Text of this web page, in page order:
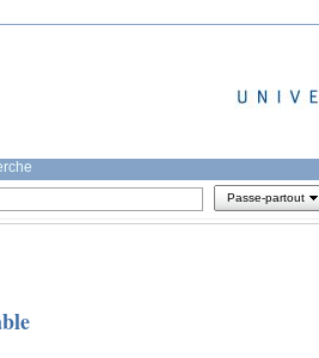
Passe-partout